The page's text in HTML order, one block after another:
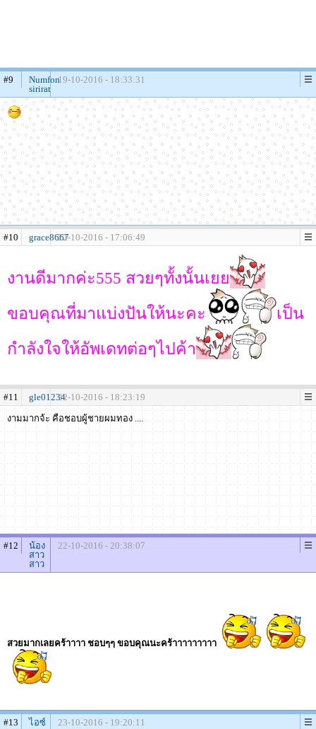
#9
Numfon
sirirat
19-10-2016 - 18:33:31
#10 grace866722-10-2016 - 17:06:49
งานดีมากค่ะ555 สวยๆทั้งนั้นเยย
ขอบคุณที่มาแบ่งปันให้นะคะ
เป็น
กำลังใจให้อัพเดทต่อๆไปค้า
#11 gle0123422-10-2016 - 18:23:19
งามมากจ้ะ คือชอบผู้ชายผมทอง ....
#12
น้อง
สาว
สาว
22-10-2016 - 20:38:07
สวยมากเลยคร้าาาา ชอบๆๆ ขอบคุณนะคร้าาาาาาาาา
#13
ไอซ์
23-10-2016 - 19:20:11